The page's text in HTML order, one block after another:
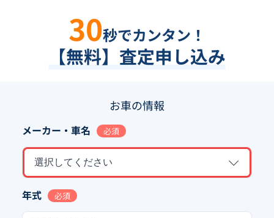
30秒でカンタン！
【無料】査定申し込み
お車の情報
メーカー・車名 必須
選択してください
年式 必須